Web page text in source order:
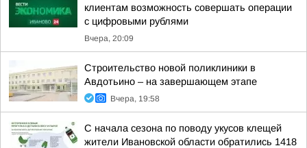
клиентам возможность совершать операции
с цифровыми рублями
Вчера, 20:09
Строительство новой поликлиники в
Авдотьино – на завершающем этапе
Вчера, 19:58
С начала сезона по поводу укусов клещей
жители Ивановской области обратились 1418